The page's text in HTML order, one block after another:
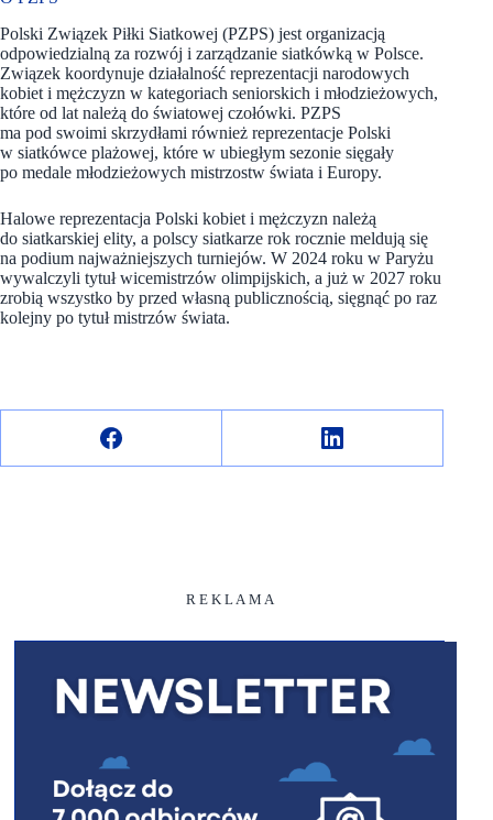
Polski Związek Piłki Siatkowej (PZPS) jest organizacją
odpowiedzialną za rozwój i zarządzanie siatkówką w Polsce.
Związek koordynuje działalność reprezentacji narodowych
kobiet i mężczyzn w kategoriach seniorskich i młodzieżowych,
które od lat należą do światowej czołówki. PZPS
ma pod swoimi skrzydłami również reprezentacje Polski
w siatkówce plażowej, które w ubiegłym sezonie sięgały
po medale młodzieżowych mistrzostw świata i Europy.
Halowe reprezentacja Polski kobiet i mężczyzn należą
do siatkarskiej elity, a polscy siatkarze rok rocznie meldują się
na podium najważniejszych turniejów. W 2024 roku w Paryżu
wywalczyli tytuł wicemistrzów olimpijskich, a już w 2027 roku
zrobią wszystko by przed własną publicznością, sięgnąć po raz
kolejny po tytuł mistrzów świata.
R E K L A M A